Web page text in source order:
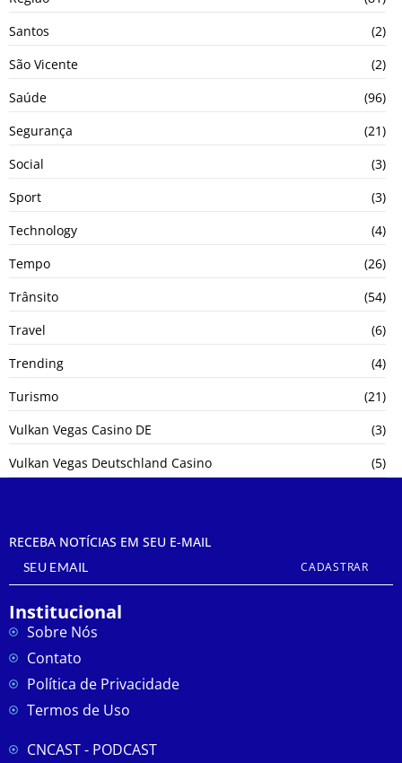
Santos
(2)
São Vicente
(2)
Saúde
(96)
Segurança
(21)
Social
(3)
Sport
(3)
Technology
(4)
Tempo
(26)
Trânsito
(54)
Travel
(6)
Trending
(4)
Turismo
(21)
Vulkan Vegas Casino DE
(3)
Vulkan Vegas Deutschland Casino
(5)
RECEBA NOTÍCIAS EM SEU E-MAIL
CADASTRAR
Institucional
Sobre Nós
Contato
Política de Privacidade
Termos de Uso
CNCAST - PODCAST